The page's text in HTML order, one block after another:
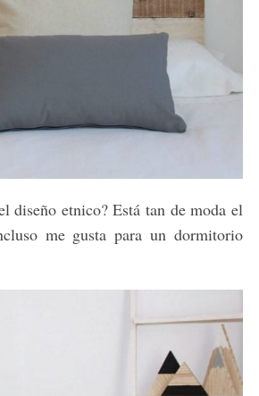
diseño etnico? Está tan de moda el
me gusta para un dormitorio